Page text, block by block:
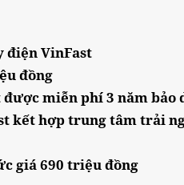
điện VinFast
đồng
được miễn phí 3 năm bảo
kết hợp trung tâm trải
giá 690 triệu đồng